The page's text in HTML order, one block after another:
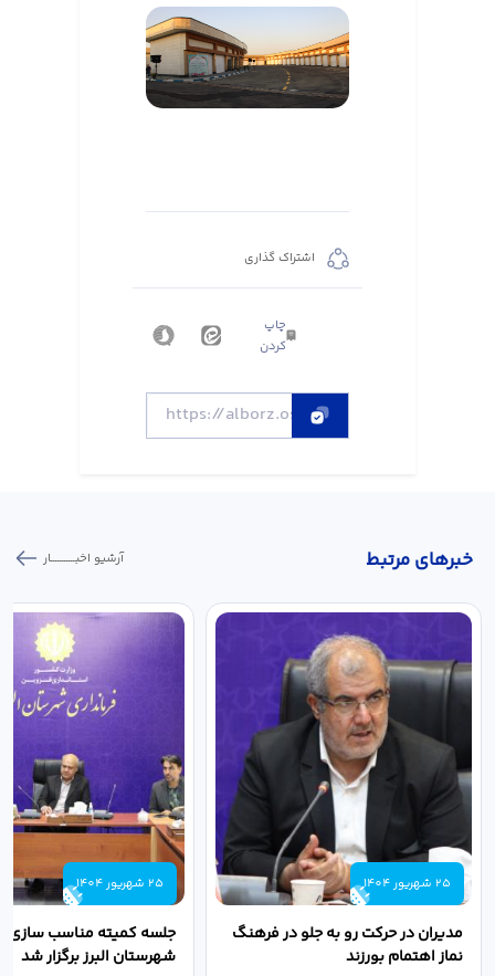
اشتراک گذاری
چاپ
کردن
خبر‌های مرتبط آرشیو اخبـــــــــــار
25 شهریور 1404
مدیران در حرکت رو به جلو در فرهنگ
نماز اهتمام بورزند
25 شهریور 1404
جلسه کمیته مناسب سازی
شهرستان البرز برگزار شد